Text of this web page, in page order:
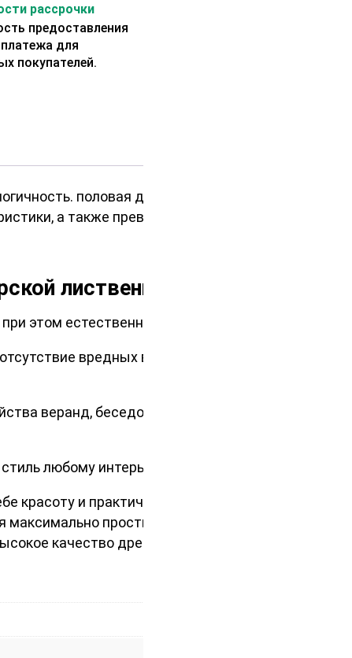
рассрочки
предоставления
для
покупателей.
половая доска из
а также превосходит
лиственницы?
этом естественную красоту.
вредных веществ
веранд, беседок и различных
любому интерьеру.
красоту и практичность. А
простым и
качество древесины и